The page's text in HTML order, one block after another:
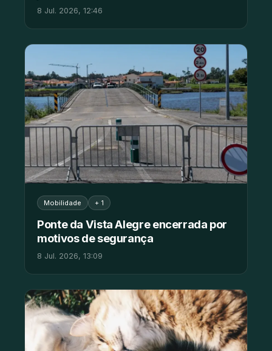
8 Jul. 2026, 12:46
Mobilidade + 1
Ponte da Vista Alegre encerrada por
motivos de segurança
8 Jul. 2026, 13:09